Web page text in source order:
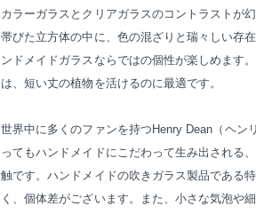
カラーガラスとクリアガラスのコントラストが
帯びた立方体の中に、色の混ざりと瑞々しい存
ンドメイドガラスならではの個性が楽しめます
は、短い丈の植物を活けるのに最適です。
世界中に多くのファンを持つHenry Dean（ヘン
ってもハンドメイドにこだわって生み出される
触です。ハンドメイドの吹きガラス製品である
く、個体差がございます。また、小さな気泡や